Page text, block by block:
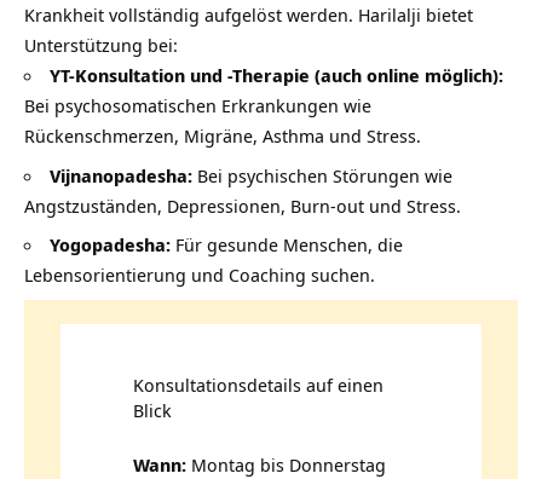
Krankheit vollständig aufgelöst werden. Harilalji bietet
Unterstützung bei:
YT-Konsultation und -Therapie (auch online möglich):
Bei psychosomatischen Erkrankungen wie
Rückenschmerzen, Migräne, Asthma und Stress.
Vijnanopadesha: Bei psychischen Störungen wie
Angstzuständen, Depressionen, Burn-out und Stress.
Yogopadesha: Für gesunde Menschen, die
Lebensorientierung und Coaching suchen.
Konsultationsdetails auf einen
Blick
Wann: Montag bis Donnerstag